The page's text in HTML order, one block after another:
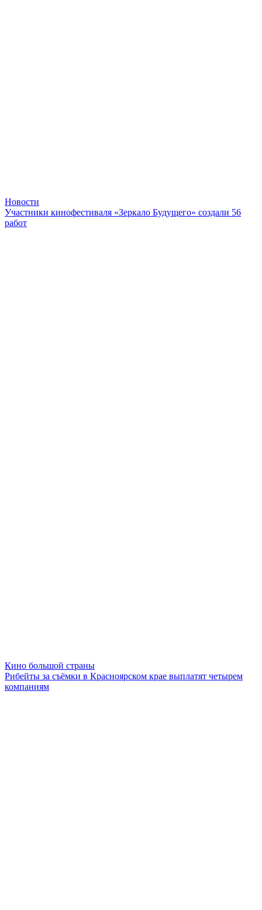
Новости
Участники кинофестиваля «Зеркало Будущего» создали 56
работ
Кино большой страны
Рибейты за съёмки в Красноярском крае выплатят четырем
компаниям